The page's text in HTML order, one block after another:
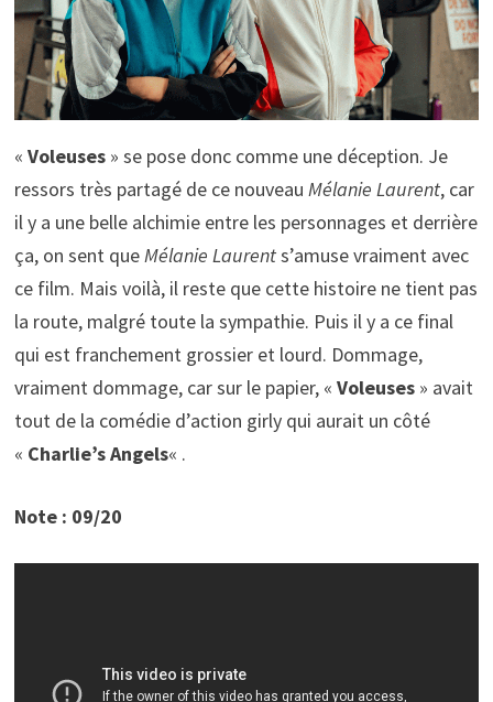
« Voleuses» se pose donc comme une déception. Je
ressors très partagé de ce nouveau Mélanie Laurent, car
il y a une belle alchimie entre les personnages et derrière
ça, on sent queMélanie Laurents’amuse vraiment avec
ce film. Mais voilà, il reste que cette histoire ne tient pas
la route, malgré toute la sympathie. Puis il y a ce final
qui est franchement grossier et lourd. Dommage,
vraiment dommage, car sur le papier, « Voleuses» avait
tout de la comédie d’action girly qui aurait un côté
« Charlie’s Angels« .
Note : 09/20